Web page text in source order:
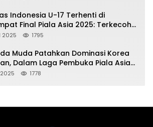
Indonesia U-17 Terhenti di
Final Piala Asia 2025: Terkecoh
Utara
2025 1795
Muda Patahkan Dominasi Korea
Dalam Laga Pembuka Piala Asia
17
1778